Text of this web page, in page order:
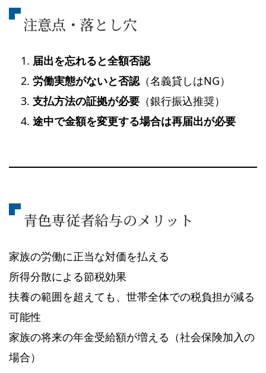
注意点・落とし穴
届出を忘れると全額否認
労働実態がないと否認（名義貸しはNG）
支払方法の証拠が必要 （銀行振込推奨）
途中で金額を変更する場合は再届出が必要
青色専従者給与のメリット
家族の労働に正当な対価を払える
所得分散による節税効果
扶養の範囲を超えても、世帯全体での税負担が減る
可能性
家族の将来の年金受給額が増える（社会保険加入の
場合）